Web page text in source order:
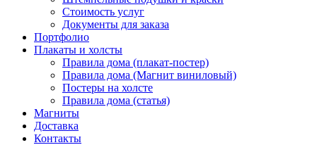
Стоимость услуг
Документы для заказа
Портфолио
Плакаты и холсты
Правила дома (плакат-постер)
Правила дома (Магнит виниловый)
Постеры на холсте
Правила дома (статья)
Магниты
Доставка
Контакты